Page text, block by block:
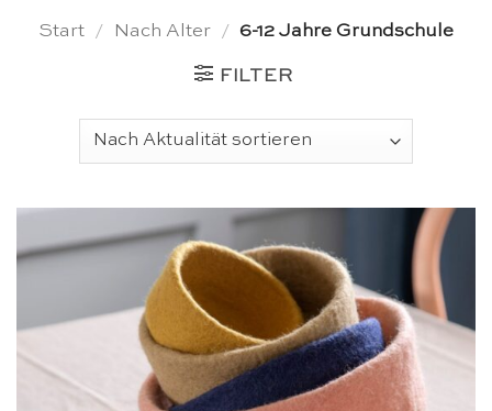
Start / Nach Alter / 6-12 Jahre Grundschule
FILTER